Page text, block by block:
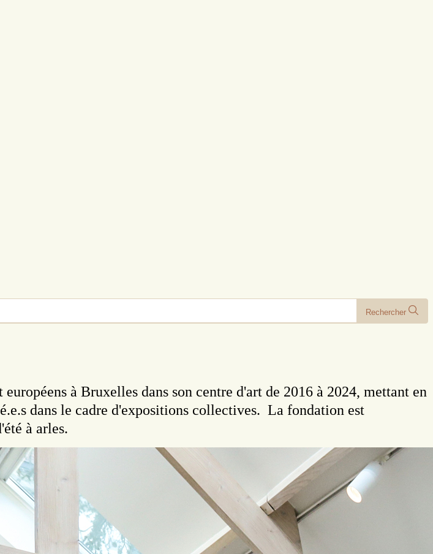
Rechercher
à Bruxelles dans son centre d'art de 2016 à 2024, mettant en
dans le cadre d'expositions collectives. La fondation est
à arles.